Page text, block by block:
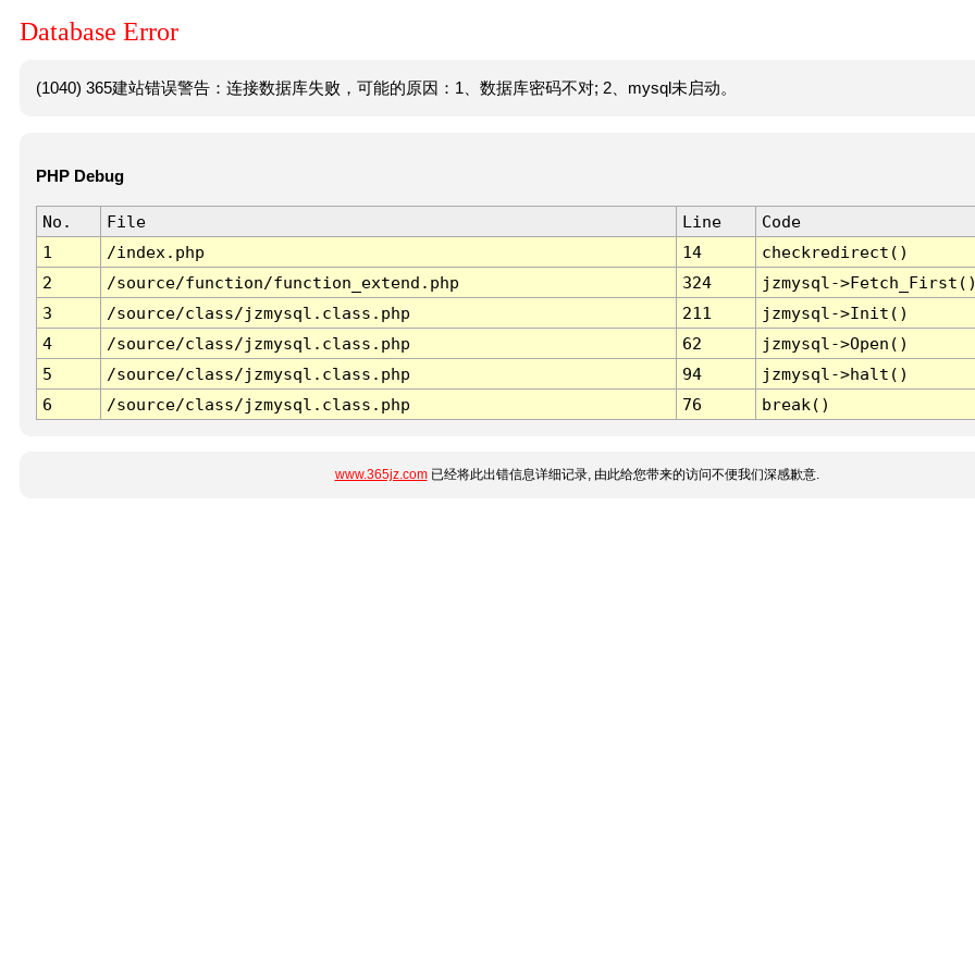
Database Error
(1040) 365建站错误警告：连接数据库失败，可能的原因：1、数据库密码不对; 2、mysql未启动。
PHP Debug
No. File Line
Code
1
/index.php 14
checkredirect()
2
/source/function/function_extend.php 324
jzmysql-
3
/source/class/jzmysql.class.php 211
jzmysql->Init()
4
/source/class/jzmysql.class.php 62
jzmysql->Open()
5
/source/class/jzmysql.class.php 94
jzmysql->halt()
6
/source/class/jzmysql.class.php 76 break()
www.365jz.com已经将此出错信息详细记录, 由此给您带来的访问不便我们深感歉意.